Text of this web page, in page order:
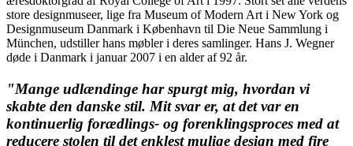
store designmuseer, lige fra Museum of Modern Art i New York og
Designmuseum Danmark i København til Die Neue Sammlung i
München, udstiller hans møbler i deres samlinger. Hans J. Wegner
døde i Danmark i januar 2007 i en alder af 92 år.
"Mange udlændinge har spurgt mig, hvordan vi
skabte den danske stil. Mit svar er, at det var en
kontinuerlig forædlings- og forenklingsproces med at
reducere stolen til det enklest mulige design med fire